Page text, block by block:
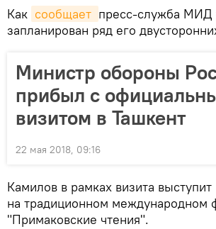
Как сообщает пресс-служба МИД
запланирован ряд его
Министр обороны
прибыл с
визитом в Ташкент
22 мая 2018, 09:16
Камилов в рамках визита выступит
на традиционном международном
"Примаковские чтения".